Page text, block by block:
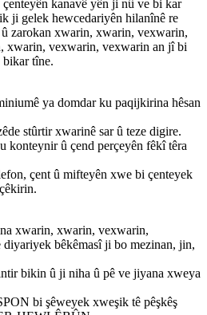
kanavê yên ji nû ve bi kar
ji gelek hewcedariyên hilanînê re
zarokan xwarin, xwarin, vexwarin,
xwarin, vexwarin, vexwarin an jî bi
tîne.
ya domdar ku paqijkirina hêsan
stûrtir xwarinê sar û teze digire.
konteynir û çend perçeyên fêkî têra
çent û mifteyên xwe bi çenteyek
xwarin, xwarin, vexwarin,
bêkêmasî ji bo mezinan, jin,
bikin û ji niha û pê ve jiyana xweya
bi şêweyek xweşik tê pêşkêş